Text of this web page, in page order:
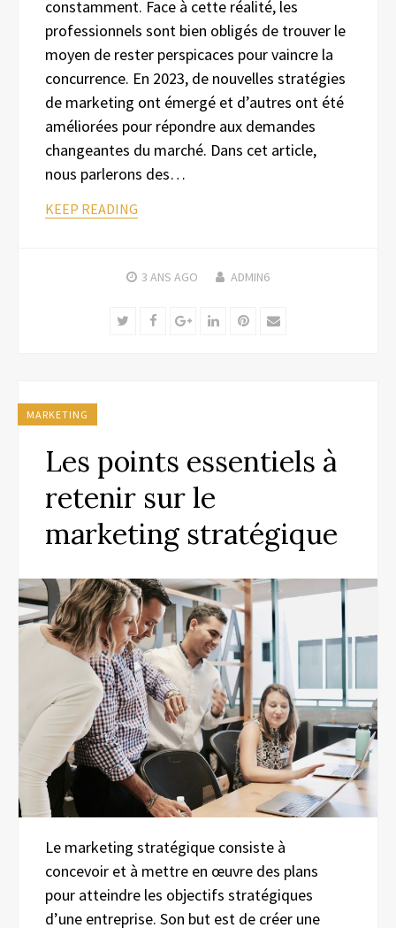
constamment. Face à cette réalité, les
professionnels sont bien obligés de trouver le
moyen de rester perspicaces pour vaincre la
concurrence. En 2023, de nouvelles stratégies
de marketing ont émergé et d’autres ont été
améliorées pour répondre aux demandes
changeantes du marché. Dans cet article,
nous parlerons des…
KEEP READING
3 ANS AGO ADMIN6
TwitterFacebookGoogle+LinkedInPinterest
Email
MARKETING
Les points essentiels à
retenir sur le
marketing stratégique
Le marketing stratégique consiste à
concevoir et à mettre en œuvre des plans
pour atteindre les objectifs stratégiques
d’une entreprise. Son but est de créer une